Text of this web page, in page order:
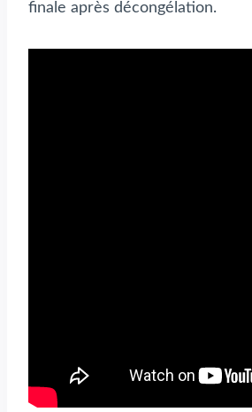
finale après décongélation.